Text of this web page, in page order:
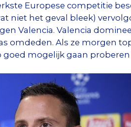
Europese competitie
niet het geval bleek)
Valencia. Valencia
omdeden. Als ze morgen
goed mogelijk gaan